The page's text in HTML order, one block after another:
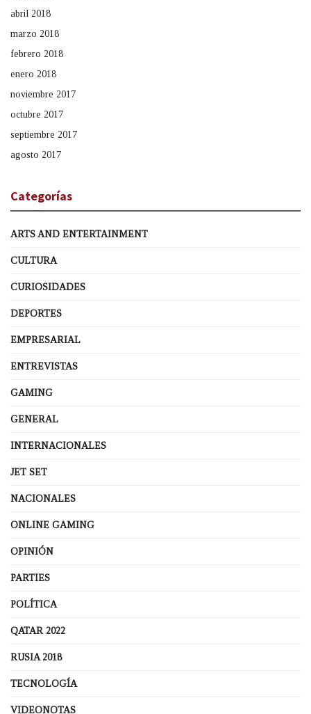
abril 2018
marzo 2018
febrero 2018
enero 2018
noviembre 2017
octubre 2017
septiembre 2017
agosto 2017
Categorías
ARTS AND ENTERTAINMENT
CULTURA
CURIOSIDADES
DEPORTES
EMPRESARIAL
ENTREVISTAS
GAMING
GENERAL
INTERNACIONALES
JET SET
NACIONALES
ONLINE GAMING
OPINIÓN
PARTIES
POLÍTICA
QATAR 2022
RUSIA 2018
TECNOLOGÍA
VIDEONOTAS